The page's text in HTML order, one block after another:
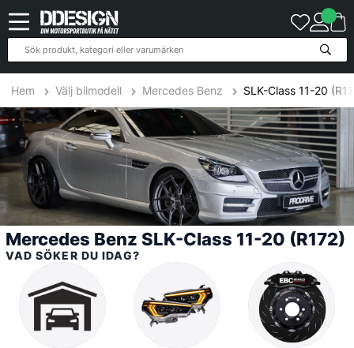
Hem Välj bilmodell Mercedes Benz SLK-Class 11-20
Mercedes Benz SLK-Class 11-20 (R172)
VAD SÖKER DU IDAG?
39 Produkter